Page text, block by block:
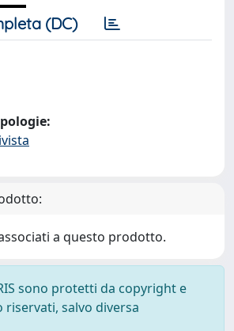
(DC)
a questo prodotto.
sono protetti da copyright e
salvo diversa